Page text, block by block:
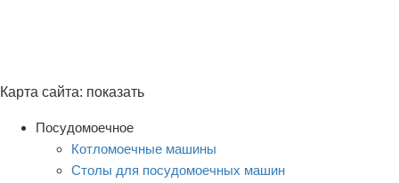
Карта сайта: показать
Посудомоечное
Котломоечные машины
Столы для посудомоечных машин